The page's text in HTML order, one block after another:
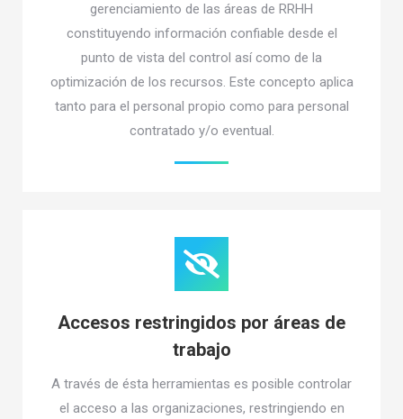
gerenciamiento de las áreas de RRHH
constituyendo información confiable desde el
punto de vista del control así como de la
optimización de los recursos. Este concepto aplica
tanto para el personal propio como para personal
contratado y/o eventual.
Accesos restringidos por áreas de
trabajo
A través de ésta herramientas es posible controlar
el acceso a las organizaciones, restringiendo en